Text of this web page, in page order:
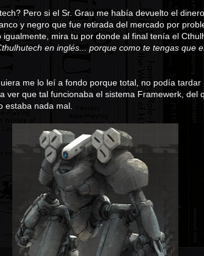
Pero si el Sr. Grau me había devuelto el
y negro que fue retirada del mercado por
mira tu por donde al final tenía el
en inglés... porque como te tengas que
me lo leí a fondo porque total, no podía
ver que tal funcionaba el sistema Framewerk, del
estaba nada mal.